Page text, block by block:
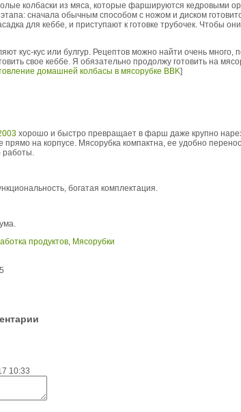
колбаски из мяса, которые фаршируются
этапа: сначала обычным способом с ножом и диском
для кеббе, и приступают к готовке трубочек. Чтобы
кус-кус или булгур. Рецептов можно найти очень
свое кеббе. Я обязательно продолжу готовить на
домашней колбасы в мясорубке BBK]
хорошо и быстро превращает в фарш даже крупно
прямо на корпусе. Мясорубка компактна, ее удобно
работы.
богатая комплектация.
продуктов, Мясорубки
10:33